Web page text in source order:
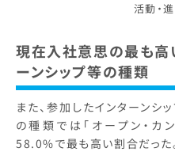
活動・
現在入社意思の最も高
ーンシップ等の種類
また、参加したインターンシ
の種類では「オープン・カ
58.0%で最も高い割合だった。